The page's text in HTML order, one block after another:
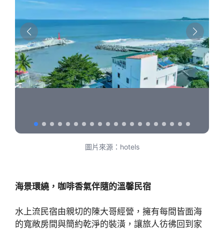
圖片來源：hotels
海景環繞，咖啡香氣伴隨的溫馨民宿
水上流民宿由親切的陳大哥經營，擁有每間皆面海
的寬敞房間與簡約乾淨的裝潢，讓旅人彷彿回到家